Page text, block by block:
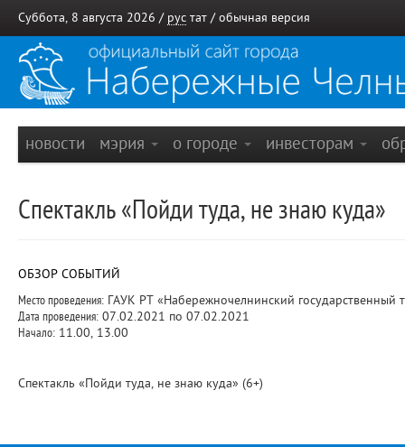
Суббота, 8 августа 2026 / рус тат / обычная версия
новости мэрия о городе инвесторам
Спектакль «Пойди туда, не знаю куда»
ОБЗОР СОБЫТИЙ
Место проведения: ГАУК РТ «Набережночелнинский
Дата проведения: 07.02.2021 по 07.02.2021
Начало: 11.00, 13.00
Спектакль «Пойди туда, не знаю куда» (6+)